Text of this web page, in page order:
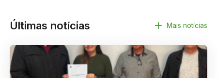
Últimas notícias Mais notícias